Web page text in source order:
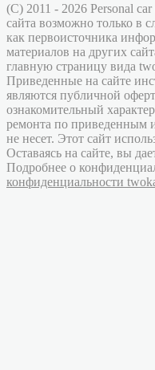
(C) 2011 - 2026 Personal
сайта возможно только в
как первоисточника
материалов на других
главную страницу вида
Приведенные на сайте
являются публичной
ознакомительный
ремонта по приведенным
не несет. Этот сайт
Оставаясь на сайте, вы
Подробнее о
конфиденциальности